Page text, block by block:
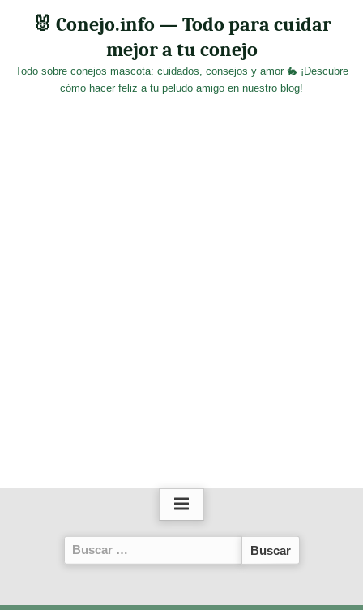
🐰 Conejo.info — Todo para cuidar
mejor a tu conejo
Todo sobre conejos mascota: cuidados, consejos y amor 🐇 ¡Descubre
cómo hacer feliz a tu peludo amigo en nuestro blog!
Buscar: